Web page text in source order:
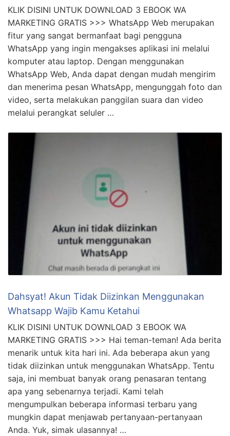
KLIK DISINI UNTUK DOWNLOAD 3 EBOOK WA
MARKETING GRATIS >>> WhatsApp Web merupakan
fitur yang sangat bermanfaat bagi pengguna
WhatsApp yang ingin mengakses aplikasi ini melalui
komputer atau laptop. Dengan menggunakan
WhatsApp Web, Anda dapat dengan mudah mengirim
dan menerima pesan WhatsApp, mengunggah foto dan
video, serta melakukan panggilan suara dan video
melalui perangkat seluler …
Dahsyat! Akun Tidak Diizinkan Menggunakan
Whatsapp Wajib Kamu Ketahui
KLIK DISINI UNTUK DOWNLOAD 3 EBOOK WA
MARKETING GRATIS >>> Hai teman-teman! Ada berita
menarik untuk kita hari ini. Ada beberapa akun yang
tidak diizinkan untuk menggunakan WhatsApp. Tentu
saja, ini membuat banyak orang penasaran tentang
apa yang sebenarnya terjadi. Kami telah
mengumpulkan beberapa informasi terbaru yang
mungkin dapat menjawab pertanyaan-pertanyaan
Anda. Yuk, simak ulasannya! …